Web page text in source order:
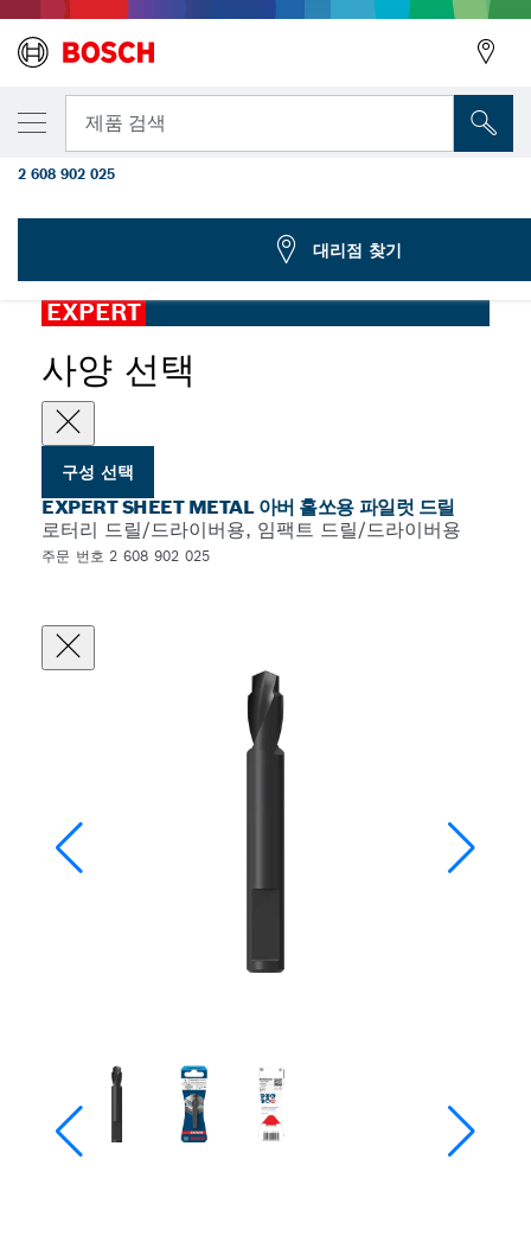
제품 검색
EXPERT
사양 선택
구성 선택
EXPERT SHEET METAL 아버 홀쏘용 파일럿 드릴
로터리 드릴/드라이버용, 임팩트 드릴/드라이버용
주문 번호 2 608 902 025
선택한 변형
EXPERT Sheet Metal 아버 홀쏘용 파일럿 드
48mm
2 608 902 025
대리점 찾기